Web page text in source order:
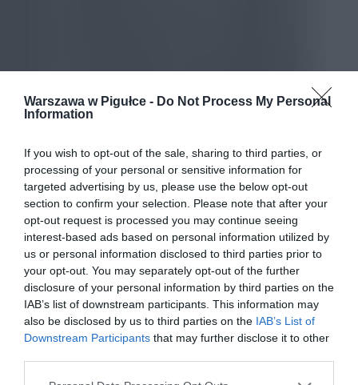
Warszawa w Pigułce - Do Not Process My Personal
Information
If you wish to opt-out of the sale, sharing to third parties, or
processing of your personal or sensitive information for
targeted advertising by us, please use the below opt-out
section to confirm your selection. Please note that after your
opt-out request is processed you may continue seeing
interest-based ads based on personal information utilized by
us or personal information disclosed to third parties prior to
your opt-out. You may separately opt-out of the further
disclosure of your personal information by third parties on the
IAB’s list of downstream participants. This information may
also be disclosed by us to third parties on the IAB’s List of
Downstream Participants that may further disclose it to other